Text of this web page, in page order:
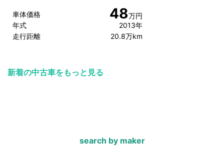
車体価格 48万円
年式
2013年
走行距離
20.8万km
新着の中古車をもっと見る
search by maker